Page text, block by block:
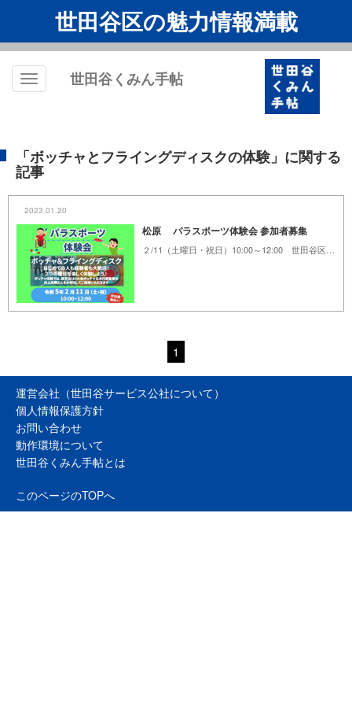
世田谷区の魅力情報満載
Toggle
世田谷くみん手帖
「ボッチャとフライングディスクの体験」に関する
記事
2023.01.20
松原 パラスポーツ体験会 参加者募集
1
運営会社（世田谷サービス公社について）
個人情報保護方針
お問い合わせ
動作環境について
世田谷くみん手帖とは
このページのTOPへ